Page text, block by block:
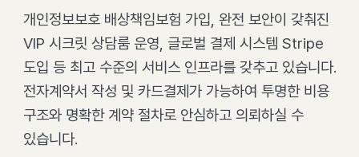
개인정보보호 배상책임보험 가입, 완전 보안이 갖춰진
VIP 시크릿 상담룸 운영, 글로벌 결제 시스템 Stripe
도입 등 최고 수준의 서비스 인프라를 갖추고 있습니다.
전자계약서 작성 및 카드결제가 가능하여 투명한 비용
구조와 명확한 계약 절차로 안심하고 의뢰하실 수
있습니다.